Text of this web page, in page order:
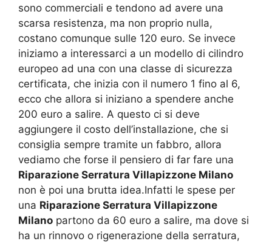
sono commerciali e tendono ad avere una
scarsa resistenza, ma non proprio nulla,
costano comunque sulle 120 euro. Se invece
iniziamo a interessarci a un modello di cilindro
europeo ad una con una classe di sicurezza
certificata, che inizia con il numero 1 fino al 6,
ecco che allora si iniziano a spendere anche
200 euro a salire. A questo ci si deve
aggiungere il costo dell’installazione, che si
consiglia sempre tramite un fabbro, allora
vediamo che forse il pensiero di far fare una
Riparazione Serratura Villapizzone Milano
non è poi una brutta idea.Infatti le spese per
una Riparazione Serratura Villapizzone
Milano partono da 60 euro a salire, ma dove si
ha un rinnovo o rigenerazione della serratura,